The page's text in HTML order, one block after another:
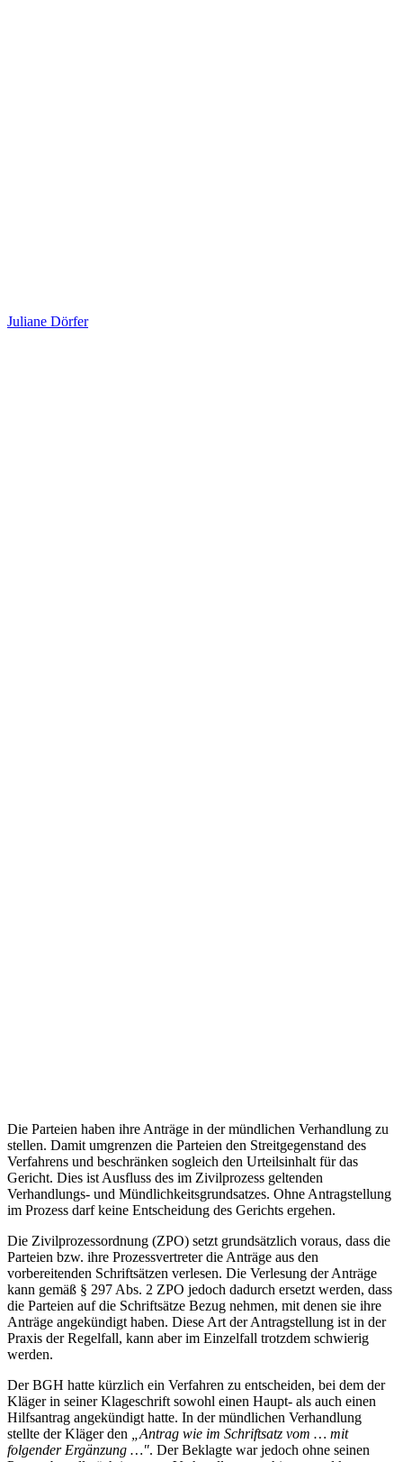
Juliane Dörfer
Die Parteien haben ihre Anträge in der mündlichen Verhandlung zu
stellen. Damit umgrenzen die Parteien den Streitgegenstand des
Verfahrens und beschränken sogleich den Urteilsinhalt für das
Gericht. Dies ist Ausfluss des im Zivilprozess geltenden
Verhandlungs- und Mündlichkeitsgrundsatzes. Ohne Antragstellung
im Prozess darf keine Entscheidung des Gerichts ergehen.
Die Zivilprozessordnung (ZPO) setzt grundsätzlich voraus, dass die
Parteien bzw. ihre Prozessvertreter die Anträge aus den
vorbereitenden Schriftsätzen verlesen. Die Verlesung der Anträge
kann gemäß § 297 Abs. 2 ZPO jedoch dadurch ersetzt werden, dass
die Parteien auf die Schriftsätze Bezug nehmen, mit denen sie ihre
Anträge angekündigt haben. Diese Art der Antragstellung ist in der
Praxis der Regelfall, kann aber im Einzelfall trotzdem schwierig
werden.
Der BGH hatte kürzlich ein Verfahren zu entscheiden, bei dem der
Kläger in seiner Klageschrift sowohl einen Haupt- als auch einen
Hilfsantrag angekündigt hatte. In der mündlichen Verhandlung
stellte der Kläger den
„Antrag wie im Schriftsatz vom … mit
folgender Ergänzung …". Der Beklagte war jedoch ohne seinen